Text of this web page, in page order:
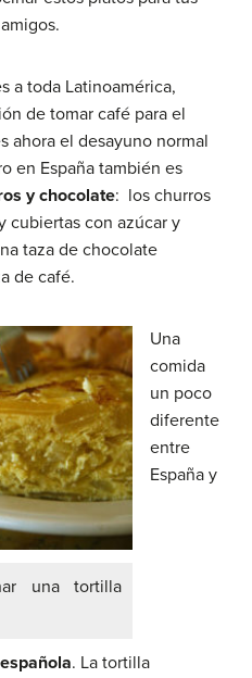
a toda Latinoamérica,
de tomar café para el
ahora el desayuno normal
en España también es
y chocolate: los churros
cubiertas con azúcar y
taza de chocolate
de café.
una tortilla
Una
comida
un poco
diferente
entre
España y
. La tortilla